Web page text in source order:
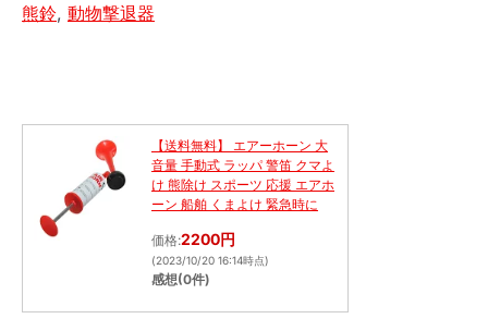
熊鈴, 動物撃退器
【送料無料】 エアーホーン 大
音量 手動式 ラッパ 警笛 クマよ
け 熊除け スポーツ 応援 エアホ
ーン 船舶 くまよけ 緊急時に
価格:2200円
(2023/10/20 16:14時点)
感想(0件)